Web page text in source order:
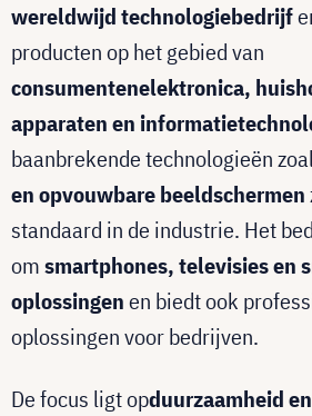
wereldwijd technologiebedrijf
producten op het gebied van
consumentenelektronica,
apparaten en
baanbrekende technologieën
en opvouwbare beeldschermen
standaard in de industrie. Het
omsmartphones, televisies en
oplossingenen biedt ook
oplossingen voor bedrijven.
De focus ligt opduurzaamheid